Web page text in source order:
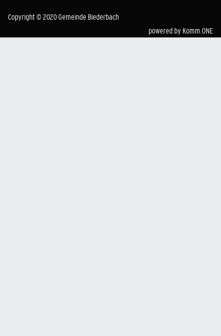
Copyright © 2020 Gemeinde Biederbach
powered by Komm.ONE